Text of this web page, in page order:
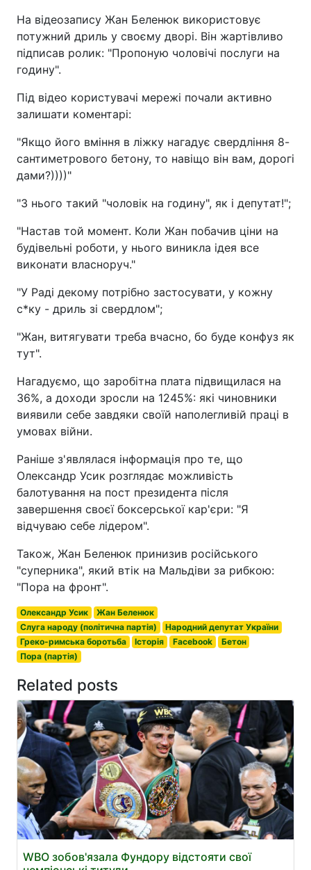
На відеозапису Жан Беленюк використовує
потужний дриль у своєму дворі. Він жартівливо
підписав ролик: "Пропоную чоловічі послуги на
годину".
Під відео користувачі мережі почали активно
залишати коментарі:
"Якщо його вміння в ліжку нагадує свердління 8-
сантиметрового бетону, то навіщо він вам, дорогі
дами?))))"
"З нього такий "чоловік на годину", як і депутат!";
"Настав той момент. Коли Жан побачив ціни на
будівельні роботи, у нього виникла ідея все
виконати власноруч."
"У Раді декому потрібно застосувати, у кожну
с*ку - дриль зі свердлом";
"Жан, витягувати треба вчасно, бо буде конфуз як
тут".
Нагадуємо, що заробітна плата підвищилася на
36%, а доходи зросли на 1245%: які чиновники
виявили себе завдяки своїй наполегливій праці в
умовах війни.
Раніше з'являлася інформація про те, що
Олександр Усик розглядає можливість
балотування на пост президента після
завершення своєї боксерської кар'єри: "Я
відчуваю себе лідером".
Також, Жан Беленюк принизив російського
"суперника", який втік на Мальдіви за рибкою:
"Пора на фронт".
Олександр Усик
Жан Беленюк
Слуга народу (політична партія)
Народний депутат України
Греко-римська боротьба
Історія Facebook
Бетон
Пора (партія)
Related posts
WBO зобов'язала Фундору відстояти свої